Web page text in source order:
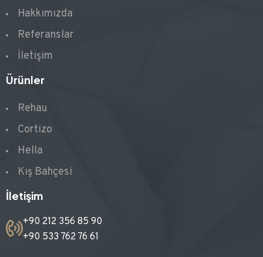
Hakkımızda
Referanslar
İletişim
Ürünler
Rehau
Cortizo
Hella
Kış Bahçesi
İletişim
+90 212 356 85 90
+90 533 762 76 61